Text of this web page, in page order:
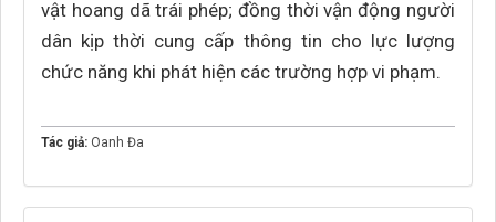
vật hoang dã trái phép; đồng thời vận động người
dân kịp thời cung cấp thông tin cho lực lượng
chức năng khi phát hiện các trường hợp vi phạm.
Tác giả: Oanh Đa